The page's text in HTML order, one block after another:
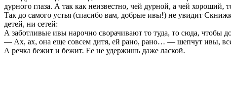
дурного глаза. А так как неизвестно, чей дурной, а чей хороший,
Так до самого устья (спасибо вам, добрые ивы!) не увидит
детей, ни сетей:
А заботливые ивы нарочно сворачивают то туда, то сюда, чтобы
— Ах, ах, она еще совсем дитя, ей рано, рано… — шепчут ивы, все
А речка бежит и бежит. Ее не удержишь даже лаской.